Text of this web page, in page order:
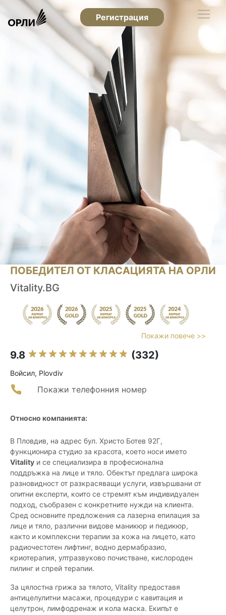
Регистрация
ПОБЕДИТЕЛ ОТ КЛАСАЦИЯТА НА ОРЛИ
Vitality.BG
Покажи повече >>
9.8 (332)
Войсил, Plovdiv
Покажи телефонния номер
Относно компанията:
В Пловдив, на адрес бул. Христо Ботев 92Г,
функционира студио за красота, което носи името
Vitality и се специализира в професионална
поддръжка на лице и тяло. Обектът предлага широка
разновидност от разкрасяващи услуги, извършвани от
опитни експерти, които се стремят към индивидуален
подход, съобразен с конкретните нужди на клиента.
Сред основните предложения са лазерна епилация за
лице и тяло, различни видове маникюр и педикюр,
както и комплексни терапии за кожа на лицето, като
радиочестотен лифтинг, водно дермабразио,
криотерапия, ултразвуково почистване, кислороден
пилинг и спрей терапии.
За цялостна грижа за тялото, Vitality предоставя
антицелулитни масажи, процедури с кавитация и
целутрон, лимфодренаж и кола маска. Екипът е